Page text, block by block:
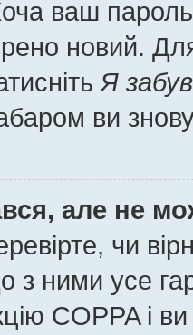
ваш
новий.
Я
ви
але не
чи
з ними усе
COPPA і